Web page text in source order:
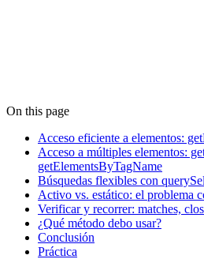
On this page
Acceso eficiente a elementos:
Acceso a múltiples elementos:
getElementsByTagName
Búsquedas flexibles con
Activo vs. estático: el problema
Verificar y recorrer: matches,
¿Qué método debo usar?
Conclusión
Práctica